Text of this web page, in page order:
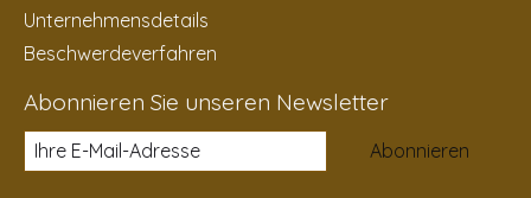
Unternehmensdetails
Beschwerdeverfahren
Abonnieren Sie unseren Newsletter
Abonnieren